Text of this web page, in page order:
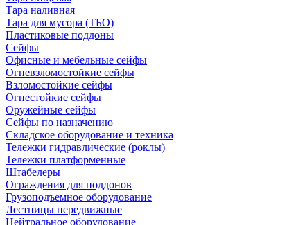
Тара наливная
Тара для мусора (ТБО)
Пластиковые поддоны
Сейфы
Офисные и мебельные сейфы
Огневзломостойкие сейфы
Взломостойкие сейфы
Огнестойкие сейфы
Оружейные сейфы
Сейфы по назначению
Складское оборудование и техника
Тележки гидравлические (роклы)
Тележки платформенные
Штабелеры
Ограждения для поддонов
Грузоподъемное оборудование
Лестницы передвижные
Нейтральное оборудование